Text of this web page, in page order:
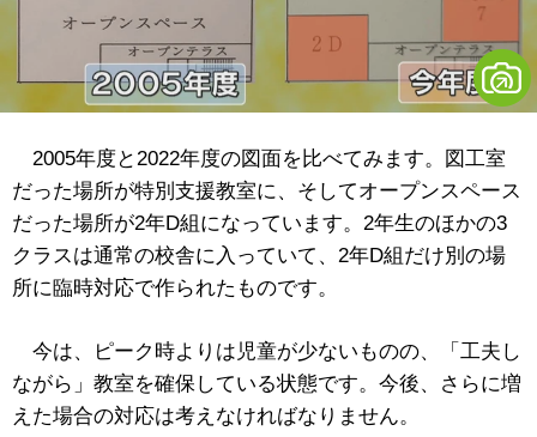
2005年度と2022年度の図面を比べてみます。図工室
だった場所が特別支援教室に、そしてオープンスペース
だった場所が2年D組になっています。2年生のほかの3
クラスは通常の校舎に入っていて、2年D組だけ別の場
所に臨時対応で作られたものです。
今は、ピーク時よりは児童が少ないものの、「工夫し
ながら」教室を確保している状態です。今後、さらに増
えた場合の対応は考えなければなりません。